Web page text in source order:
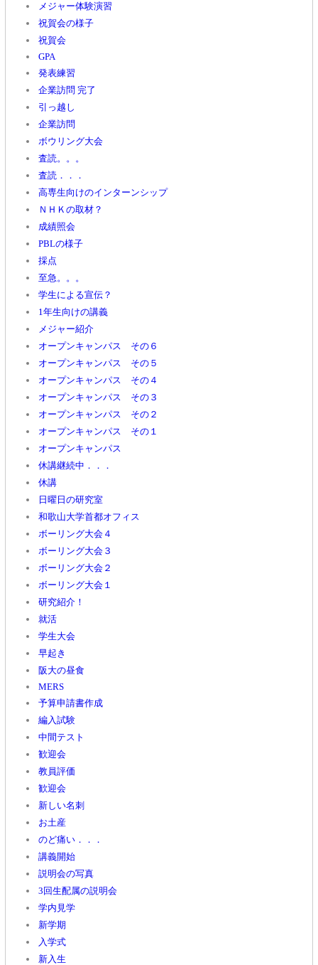
メジャー体験演習
祝賀会の様子
祝賀会
GPA
発表練習
企業訪問 完了
引っ越し
企業訪問
ボウリング大会
査読。。。
査読．．．
高専生向けのインターンシップ
ＮＨＫの取材？
成績照会
PBLの様子
採点
至急。。。
学生による宣伝？
1年生向けの講義
メジャー紹介
オープンキャンパス その６
オープンキャンパス その５
オープンキャンパス その４
オープンキャンパス その３
オープンキャンパス その２
オープンキャンパス その１
オープンキャンパス
休講継続中．．．
休講
日曜日の研究室
和歌山大学首都オフィス
ボーリング大会４
ボーリング大会３
ボーリング大会２
ボーリング大会１
研究紹介！
就活
学生大会
早起き
阪大の昼食
MERS
予算申請書作成
編入試験
中間テスト
歓迎会
教員評価
歓迎会
新しい名刺
お土産
のど痛い．．．
講義開始
説明会の写真
3回生配属の説明会
学内見学
新学期
入学式
新入生